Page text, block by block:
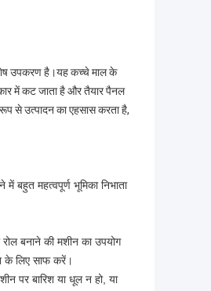
उपकरण है।यह कच्चे माल के
में कट जाता है और तैयार पैनल
से उत्पादन का एहसास करता है,
बहुत महत्वपूर्ण भूमिका निभाता
बनाने की मशीन का उपयोग
के लिए साफ करें।
पर बारिश या धूल न हो, या